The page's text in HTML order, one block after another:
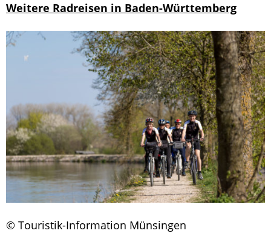
Weitere Radreisen in Baden-Württemberg
© Touristik-Information Münsingen